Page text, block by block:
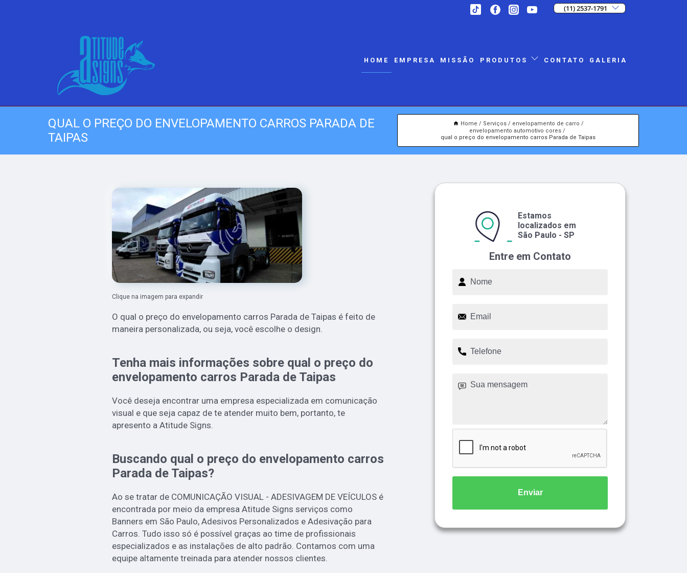
(11) 2537-1791
HOME EMPRESA MISSÃO PRODUTOS CONTATO GALERIA
QUAL O PREÇO DO ENVELOPAMENTO CARROS PARADA DE
TAIPAS
Home Serviços
envelopamento de carro
envelopamento automotivo cores
qual o preço do envelopamento carros Parada de Taipas
Clique na imagem para expandir
O qual o preço do envelopamento carros Parada de Taipas é feito de
maneira personalizada, ou seja, você escolhe o design.
Tenha mais informações sobre qual o preço do
envelopamento carros Parada de Taipas
Você deseja encontrar uma empresa especializada em comunicação
visual e que seja capaz de te atender muito bem, portanto, te
apresento a Atitude Signs.
Buscando qual o preço do envelopamento carros
Parada de Taipas?
Ao se tratar de COMUNICAÇÃO VISUAL - ADESIVAGEM DE VEÍCULOS é
encontrada por meio da empresa Atitude Signs serviços como
Banners em São Paulo, Adesivos Personalizados e Adesivação para
Carros. Tudo isso só é possível graças ao time de profissionais
especializados e as instalações de alto padrão. Contamos com uma
equipe altamente treinada para atender nossos clientes.
Entre em Contato
Estamos
localizados em
São Paulo - SP
Enviar